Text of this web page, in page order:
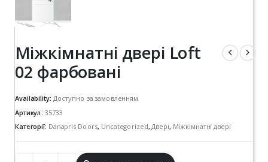
Міжкімнатні двері Loft
02 фарбовані
Availability: Доступно за замовленням
Артикул:35733
Категорії: Danapris Doors, Uncategorized, Двері, Міжкімнатні двері